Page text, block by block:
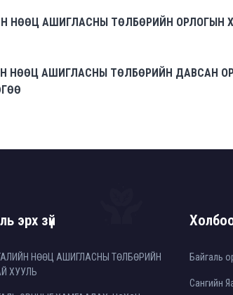
НӨӨЦ АШИГЛАСНЫ ТӨЛБӨРИЙН ОРЛОГЫН
НӨӨЦ АШИГЛАСНЫ ТӨЛБӨРИЙН ДАВСАН
эрх зүй
НӨӨЦ АШИГЛАСНЫ ТӨЛБӨРИЙН
ХУУЛЬ
Байгаль
Сангийн